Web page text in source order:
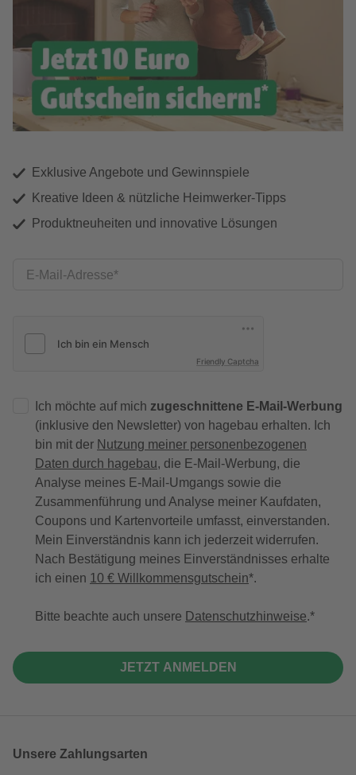
Exklusive Angebote und Gewinnspiele
Kreative Ideen & nützliche Heimwerker-Tipps
Produktneuheiten und innovative Lösungen
E-Mail-Adresse
Friendly Captcha
Ich möchte auf mich zugeschnittene E-Mail-Werbung
(inklusive den Newsletter) von hagebau erhalten. Ich
bin mit der Nutzung meiner personenbezogenen
Daten durch hagebau, die E-Mail-Werbung, die
Analyse meines E-Mail-Umgangs sowie die
Zusammenführung und Analyse meiner Kaufdaten,
Coupons und Kartenvorteile umfasst, einverstanden.
Mein Einverständnis kann ich jederzeit widerrufen.
Nach Bestätigung meines Einverständnisses erhalte
ich einen 10 € Willkommensgutschein*.
Bitte beachte auch unsere Datenschutzhinweise.
JETZT ANMELDEN
Unsere Zahlungsarten